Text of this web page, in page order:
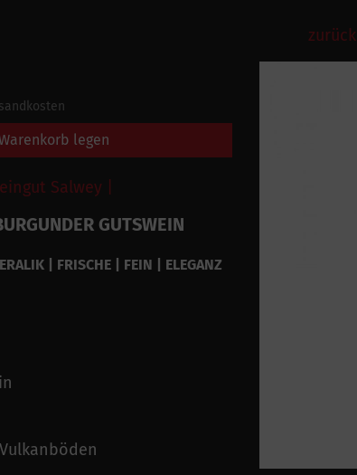
zurück
legen
Salwey |
GUTSWEIN
| FRISCHE | FEIN | ELEGANZ